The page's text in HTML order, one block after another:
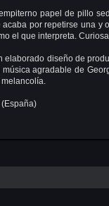
papel de pillo
por repetirse una
el que interpreta.
elaborado diseño de
música agradable de